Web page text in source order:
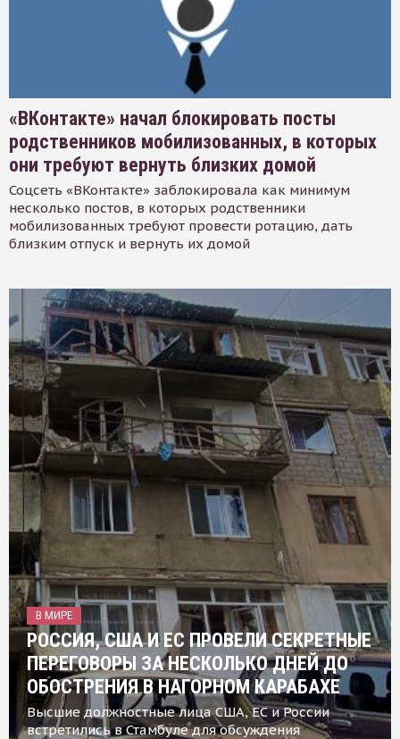
«ВКонтакте» начал блокировать посты
родственников мобилизованных, в которых
они требуют вернуть близких домой
Соцсеть «ВКонтакте» заблокировала как минимум
несколько постов, в которых родственники
мобилизованных требуют провести ротацию, дать
близким отпуск и вернуть их домой
В МИРЕ
РОССИЯ, США И ЕС ПРОВЕЛИ СЕКРЕТНЫЕ
ПЕРЕГОВОРЫ ЗА НЕСКОЛЬКО ДНЕЙ ДО
ОБОСТРЕНИЯ В НАГОРНОМ КАРАБАХЕ
Высшие должностные лица США, ЕС и России
встретились в Стамбуле для обсуждения